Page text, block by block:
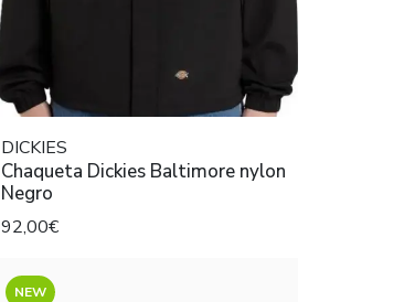
DICKIES
Chaqueta Dickies Baltimore nylon
Negro
92,00€
NEW